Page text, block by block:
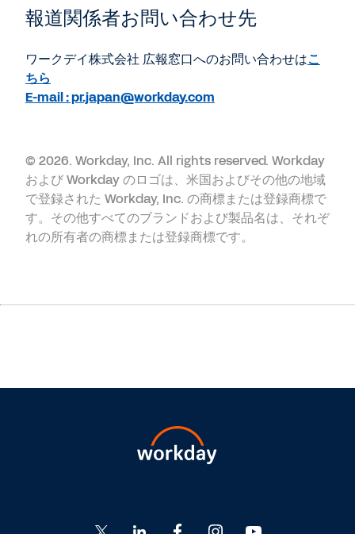
報道関係者お問い合わせ先
ワークデイ株式会社 広報窓口へのお問い合わせはこ
ちら
E-mail : pr.japan@workday.com
© 2026. Workday, Inc. All rights reserved. Workday
および Workday のロゴは、米国およびその他の地域
で登録された Workday, Inc. の商標または登録商標で
す。その他すべてのブランドおよび製品名は、それぞ
れの所有者の商標または登録商標です。
Go
Go
Go